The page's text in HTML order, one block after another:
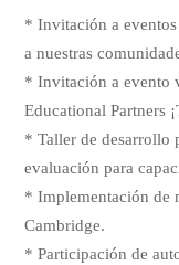
* Invitación a
a nuestras
* Invitación a evento
Educational Partners
* Taller de desarrollo
evaluación para
* Implementación de
Cambridge.
* Participación de